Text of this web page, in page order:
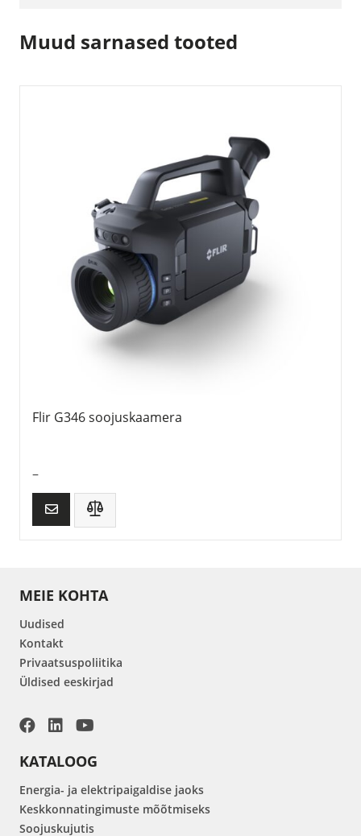
Muud sarnased tooted
Flir G346 soojuskaamera
–
MEIE KOHTA
Uudised
Kontakt
Privaatsuspoliitika
Üldised eeskirjad
KATALOOG
Energia- ja elektripaigaldise jaoks
Keskkonnatingimuste mõõtmiseks
Soojuskujutis